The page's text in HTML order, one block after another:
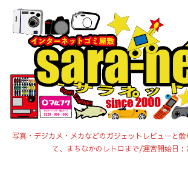
写真・デジカメ・メカなどのガジェットレビューと
て、まちなかのレトロまで/運営開始日